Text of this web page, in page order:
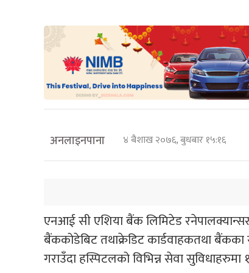
अनलाइनपाना ४ बैशाख २०७६, बुधबार १५:१६
एनआई सी एशिया बैंक लिमिटेड रनेपालक्यान्सर
बैंककोडेबिट तथाक्रेडिट कार्डवाहकतथा बैंकका
गराउँदा हस्पिटलको विभिन्न सेवा